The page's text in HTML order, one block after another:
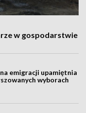
w gospodarstwie
emigracji upamiętnia
wyborach